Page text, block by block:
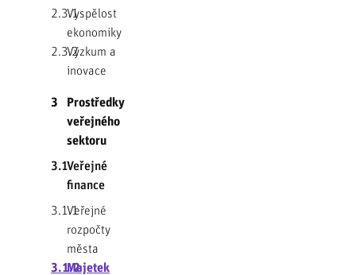
2.3.1Vyspělost
ekonomiky
2.3.2Výzkum a
inovace
3
Prostředky
veřejného
sektoru
3.1Veřejné
finance
3.1.1Veřejné
rozpočty
města
3.1.2Majetek